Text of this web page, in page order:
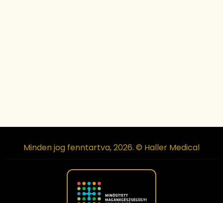
Minden jog fenntartva, 2026. © Haller Medical